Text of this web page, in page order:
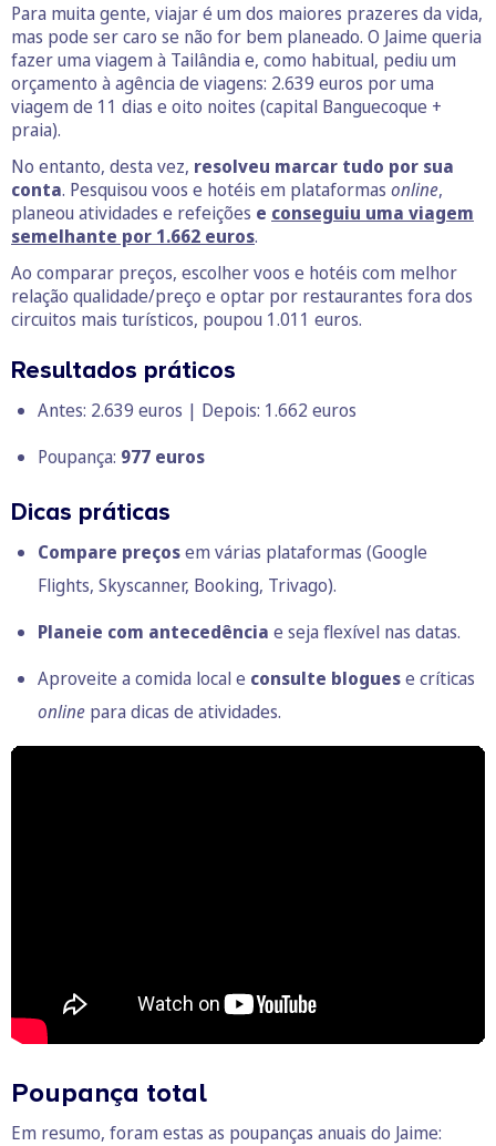
Para muita gente, viajar é um dos maiores prazeres da vida,
mas pode ser caro se não for bem planeado. O Jaime queria
fazer uma viagem à Tailândia e, como habitual, pediu um
orçamento à agência de viagens: 2.639 euros por uma
viagem de 11 dias e oito noites (capital Banguecoque +
praia).
No entanto, desta vez, resolveu marcar tudo por sua
conta. Pesquisou voos e hotéis em plataformas online,
planeou atividades e refeições e conseguiu uma viagem
semelhante por 1.662 euros.
Ao comparar preços, escolher voos e hotéis com melhor
relação qualidade/preço e optar por restaurantes fora dos
circuitos mais turísticos, poupou 1.011 euros.
Resultados práticos
Antes: 2.639 euros | Depois: 1.662 euros
Poupança: 977 euros
Dicas práticas
Compare preçosem várias plataformas (Google
Flights, Skyscanner, Booking, Trivago).
Planeie com antecedência e seja flexível nas datas.
Aproveite a comida local e consulte bloguese críticas
online para dicas de atividades.
Poupança total
Em resumo, foram estas as poupanças anuais do Jaime: